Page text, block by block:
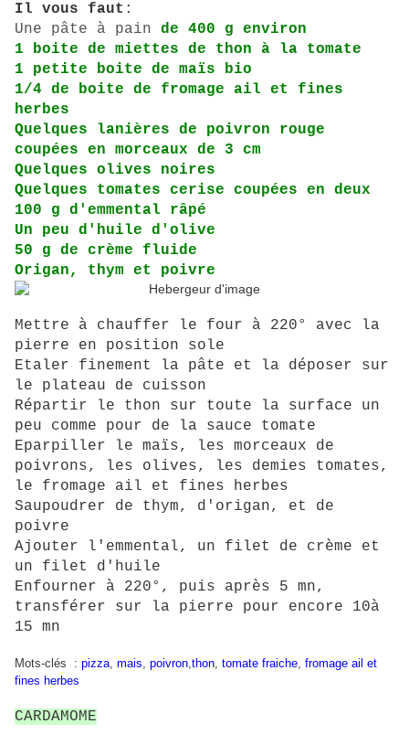
Il vous faut :
Une pâte à pain de 400 g environ
1 boite de miettes de thon à la tomate
1 petite boite de maïs bio
1/4 de boite de fromage ail et fines
herbes
Quelques lanières de poivron rouge
coupées en morceaux de 3 cm
Quelques olives noires
Quelques tomates cerise coupées en deux
100 g d'emmental râpé
Un peu d'huile d'olive
50 g de crème fluide
Origan, thym et poivre
Mettre à chauffer le four à 220° avec la
pierre en position sole
Etaler finement la pâte et la déposer sur
le plateau de cuisson
Répartir le thon sur toute la surface un
peu comme pour de la sauce tomate
Eparpiller le maïs, les morceaux de
poivrons, les olives, les demies tomates,
le fromage ail et fines herbes
Saupoudrer de thym, d'origan, et de
poivre
Ajouter l'emmental, un filet de crème et
un filet d'huile
Enfourner à 220°, puis après 5 mn,
transférer sur la pierre pour encore 10à
15 mn
Mots-clés : pizza, mais, poivron,thon, tomate fraiche, fromage ail et
fines herbes
CARDAMOME